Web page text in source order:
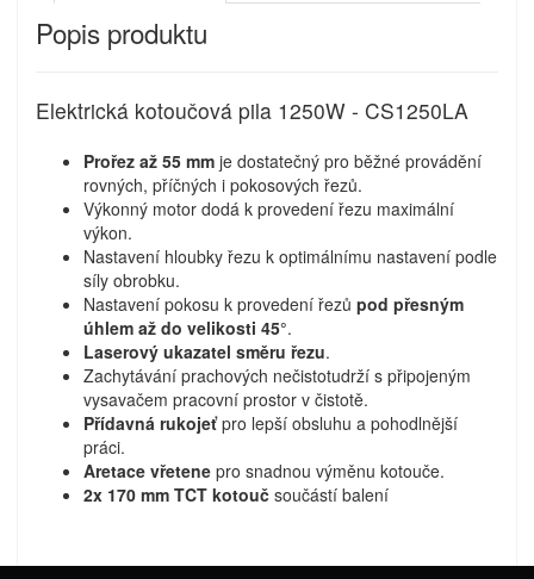
Popis produktu
Elektrická kotoučová pila 1250W - CS1250LA
Prořez až 55 mm je dostatečný pro běžné provádění
rovných, příčných i pokosových řezů.
Výkonný motor dodá k provedení řezu maximální
výkon.
Nastavení hloubky řezu k optimálnímu nastavení podle
síly obrobku.
Nastavení pokosu k provedení řezů pod přesným
úhlem až do velikosti 45°.
Laserový ukazatel směru řezu.
Zachytávání prachových nečistotudrží s připojeným
vysavačem pracovní prostor v čistotě.
Přídavná rukojeťpro lepší obsluhu a pohodlnější
práci.
Aretace vřetene pro snadnou výměnu kotouče.
2x 170 mm TCT kotouč součástí balení